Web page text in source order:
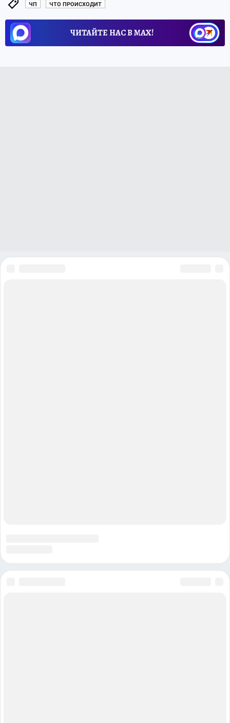
ЧП ЧТО ПРОИСХОДИТ
ЧИТАЙТЕ НАС В МАХ!